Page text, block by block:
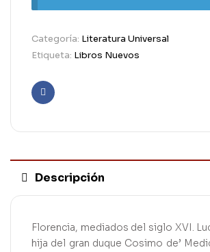
Categoría: Literatura Universal
Etiqueta: Libros Nuevos
Facebook
Descripción
Florencia, mediados del siglo XVI.
hija del gran duque Cosimo de’